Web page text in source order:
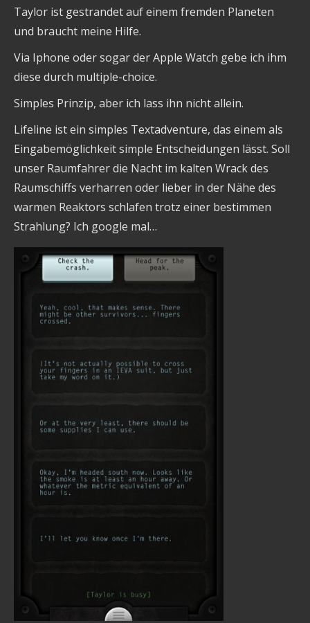
Taylor ist gestrandet auf einem fremden Planeten
und braucht meine Hilfe.
Via Iphone oder sogar der Apple Watch gebe ich ihm
diese durch multiple-choice.
Simples Prinzip, aber ich lass ihn nicht allein.
Lifeline ist ein simples Textadventure, das einem als
Eingabemöglichkeit simple Entscheidungen lässt. Soll
unser Raumfahrer die Nacht im kalten Wrack des
Raumschiffs verharren oder lieber in der Nähe des
warmen Reaktors schlafen trotz einer bestimmen
Strahlung? Ich google mal…